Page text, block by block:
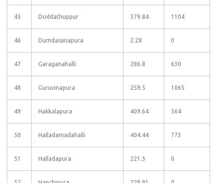
45 Doddathuppur 379.84 1104
46 Dumdasanapura 2.28 0
47 Garaganahalli 286.8 630
48 Guruvinapura 259.5 1065
49 Hakkalapura 409.64 564
50 Halladamadahalli 404.44 773
51 Halladapura 221.5 0